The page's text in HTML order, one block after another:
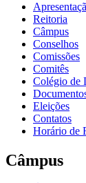
Reitoria
Câmpus
Conselhos
Comissões
Comitês
Colégio de
Eleições
Contatos
Horário de
Câmpus